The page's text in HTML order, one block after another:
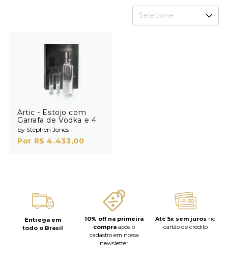
Selecione
Artic - Estojo com
Garrafa de Vodka e 4
Shots
by Stephen Jones
Por R$ 4.433,00
Entrega em
todo o Brasil
10% off na primeira
compra após o
cadastro em nossa
newsletter
Até 5x sem juros no
cartão de crédito